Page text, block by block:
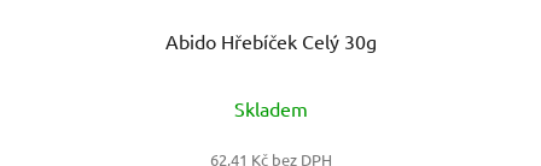
Abido Hřebíček Celý 30g
Skladem
62,41 Kč bez DPH